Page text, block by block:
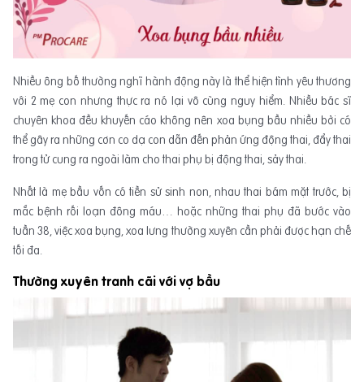
Nhiều ông bố thường nghĩ hành động này là thể hiện tình yêu thương
với 2 mẹ con nhưng thực ra nó lại vô cùng nguy hiểm. Nhiều bác sĩ
chuyên khoa đều khuyến cáo không nên xoa bụng bầu nhiều bởi có
thể gây ra những cơn co dạ con dẫn đến phản ứng động thai, đẩy thai
trong tử cung ra ngoài làm cho thai phụ bị động thai, sảy thai.
Nhất là mẹ bầu vốn có tiền sử sinh non, nhau thai bám mặt trước, bị
mắc bệnh rối loạn đông máu… hoặc những thai phụ đã bước vào
tuần 38, việc xoa bụng, xoa lưng thường xuyên cần phải được hạn chế
tối đa.
Thường xuyên tranh cãi với vợ bầu